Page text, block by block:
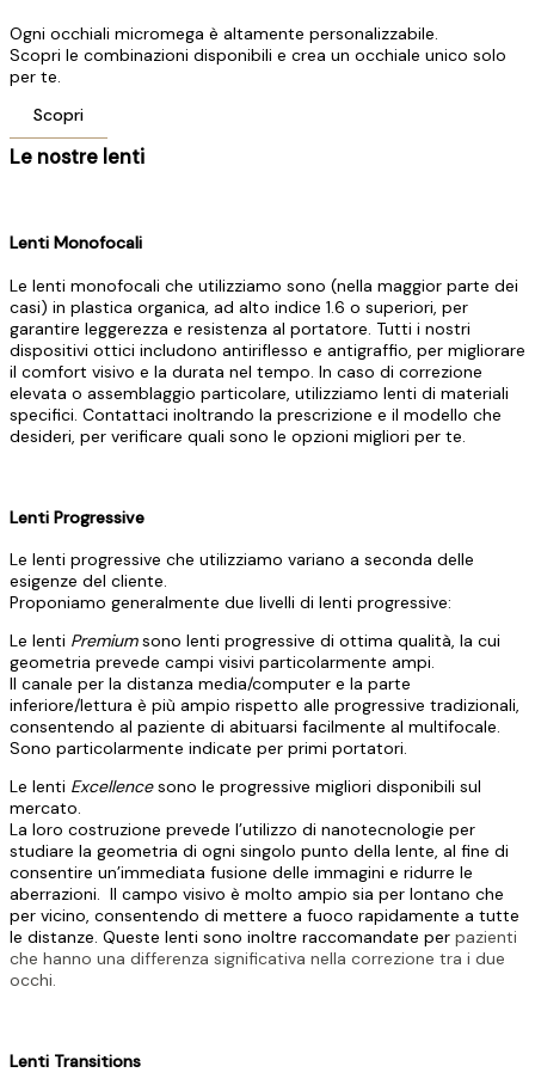
Ogni occhiali micromega è altamente personalizzabile.
Scopri le combinazioni disponibili e crea un occhiale unico solo
per te.
Scopri
Le nostre lenti
Lenti Monofocali
Le lenti monofocali che utilizziamo sono (nella maggior parte dei
casi) in plastica organica, ad alto indice 1.6 o superiori, per
garantire leggerezza e resistenza al portatore. Tutti i nostri
dispositivi ottici includono antiriflesso e antigraffio, per migliorare
il comfort visivo e la durata nel tempo. In caso di correzione
elevata o assemblaggio particolare, utilizziamo lenti di materiali
specifici. Contattaci inoltrando la prescrizione e il modello che
desideri, per verificare quali sono le opzioni migliori per te.
Lenti Progressive
Le lenti progressive che utilizziamo variano a seconda delle
esigenze del cliente.
Proponiamo generalmente due livelli di lenti progressive:
Le lenti Premiumsono lenti progressive di ottima qualità, la cui
geometria prevede campi visivi particolarmente ampi.
Il canale per la distanza media/computer e la parte
inferiore/lettura è più ampio rispetto alle progressive tradizionali,
consentendo al paziente di abituarsi facilmente al multifocale.
Sono particolarmente indicate per primi portatori.
Le lenti Excellencesono le progressive migliori disponibili sul
mercato.
La loro costruzione prevede l’utilizzo di nanotecnologie per
studiare la geometria di ogni singolo punto della lente, al fine di
consentire un’immediata fusione delle immagini e ridurre le
aberrazioni. Il campo visivo è molto ampio sia per lontano che
per vicino, consentendo di mettere a fuoco rapidamente a tutte
le distanze. Queste lenti sono inoltre raccomandate per pazienti
che hanno una differenza significativa nella correzione tra i due
occhi.
Lenti Transitions